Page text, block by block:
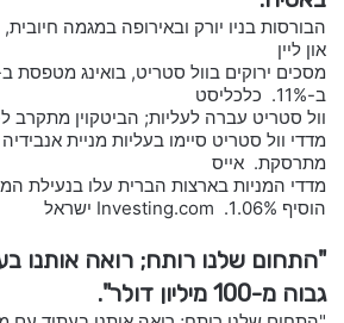
הבורסות בניו יורק ובאירופה במגמה
און ליין
ב-11%. כלכליסט
וול סטריט עברה לעליות; הביטקוין מתקרב ל-100 אלף דולר.
מדדי וול סטריט סיימו בעליות מניית
מתרסקת. אייס
מדדי המניות בארצות הברית עלו בנעילת
הוסיף 1.06%. Investing.com ישראל
"התחום שלנו רותח; רואה אותנו
גבוה מ-100 מיליון דולר".